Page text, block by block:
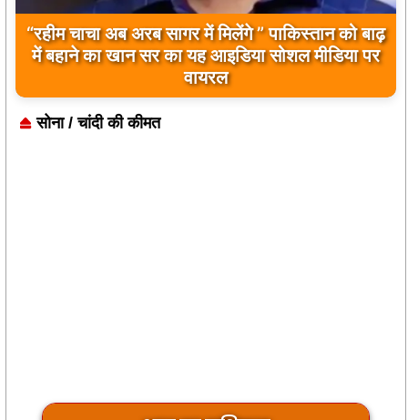
“रहीम चाचा अब अरब सागर में मिलेंगे ” पाकिस्तान को बाढ़
में बहाने का खान सर का यह आइडिया सोशल मीडिया पर
वायरल
सोना / चांदी की कीमत